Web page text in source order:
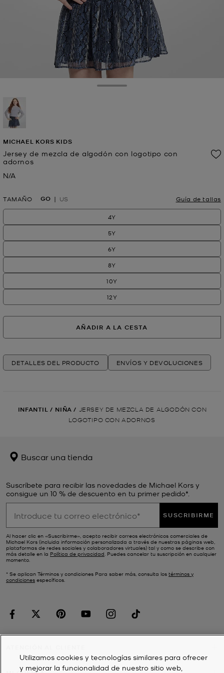
MICHAEL KORS KIDS
Jersey de mezcla de algodón con logotipo con
adornos
Ahora
N/A
TAMAÑO GO US Guía de tallas
4Y
5Y
6Y
8Y
10Y
12Y
AÑADIR A LA CESTA
DETALLES DEL PRODUCTO ENVÍOS Y DEVOLUCIONES
INFANTIL / NIÑA / JERSEY DE MEZCLA DE ALGODÓN CON
LOGOTIPO CON ADORNOS
Buscar una tienda
Suscríbete para recibir las novedades de Michael Kors y
consigue un 10 % de descuento en tu primer pedido*.
SUSCRIBIRME
Al hacer clic en «Suscribirme», acepto recibir correos electrónicos comerciales de
Michael Kors (incluida información personalizada a través de nuestras páginas web,
plataformas de redes sociales y colaboradores virtuales) tal y como se describe con
más detalle en la Política de privacidad. Puedes cancelar tu suscripción en cualquier
momento.
* Se aplican Términos y condiciones Para saber más, consulta los términos y
condiciones específicos.
Utilizamos cookies y tecnologías similares para ofrecer
y mejorar la funcionalidad de nuestro sitio web,